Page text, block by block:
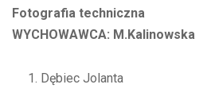
Fotografia techniczna
WYCHOWAWCA: M.Kalinowska
Dębiec Jolanta